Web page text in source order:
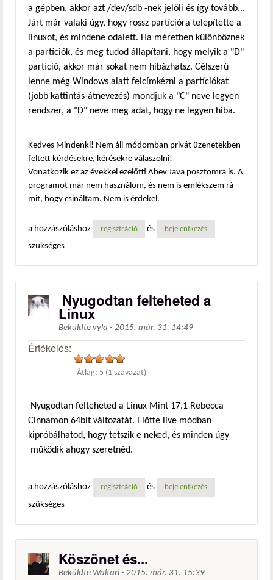
a gépben, akkor azt /dev/sdb -nek jelöli és így tovább...
Járt már valaki úgy, hogy rossz partícióra telepítette a
linuxot, és mindene odalett. Ha méretben különböznek
a partíciók, és meg tudod állapítani, hogy melyik a "D"
partíció, akkor már sokat nem hibázhatsz. Célszerű
lenne még Windows alatt felcímkézni a partíciókat
(jobb kattintás-átnevezés) mondjuk a "C" neve legyen
rendszer, a "D" neve meg adat, hogy ne legyen hiba.
Kedves Mindenki! Nem áll módomban privát üzenetekben
feltett kérdésekre, kérésekre válaszolni!
Vonatkozik ez az évekkel ezelőtti Abev Java posztomra is. A
programot már nem használom, és nem is emlékszem rá
mit, hogy csináltam. Nem is érdekel.
a hozzászóláshoz regisztráció és bejelentkezés
szükséges
Nyugodtan felteheted a
Linux
Beküldte vyla - 2015. már. 31. 14:49
Értékelés:
Átlag: 5 (1 szavazat)
Nyugodtan felteheted a Linux Mint 17.1 Rebecca
Cinnamon 64bit változatát. Előtte líve módban
kipróbálhatod, hogy tetszik e neked, és minden úgy
működik ahogy szeretnéd.
a hozzászóláshoz regisztráció és bejelentkezés
szükséges
Köszönet és...
Beküldte Waltari - 2015. már. 31. 15:39